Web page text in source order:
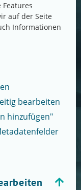
auf der Seite
Informationen
bearbeiten
hinzufügen"